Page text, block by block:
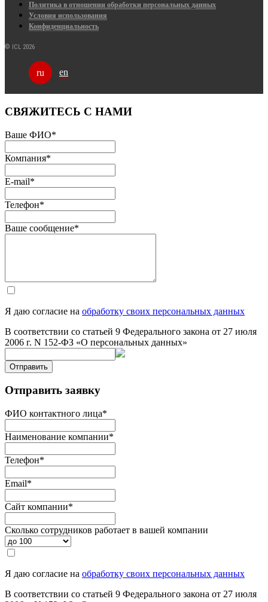
Политика в отношении обработки персональных данных
Условия использования
Конфиденциальность
© ICL 2026
ru en
СВЯЖИТЕСЬ С НАМИ
Ваше ФИО*
Компания*
E-mail*
Телефон*
Ваше сообщение*
Я даю согласие на обработку своих персональных данных
В соответствии со статьей 9 Федерального закона от 27 июля
2006 г. N 152-ФЗ «О персональных данных»
Отправить
Отправить заявку
ФИО контактного лица*
Наименование компании*
Телефон*
Email*
Сайт компании*
Сколько сотрудников работает в вашей компании
Я даю согласие на обработку своих персональных данных
В соответствии со статьей 9 Федерального закона от 27 июля